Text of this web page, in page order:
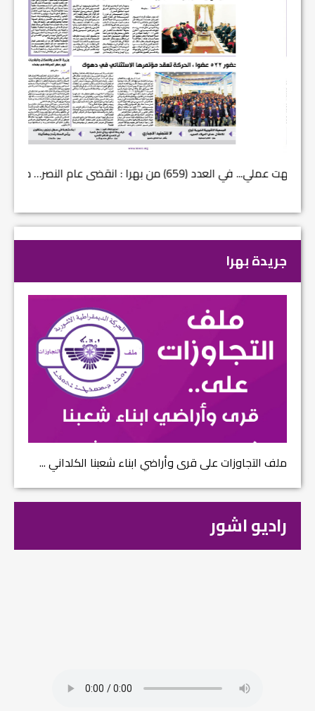
في العدد (659) من بهرا : انقضى عام النصر… م...
جريدة بهرا
ملف التجاوزات على قرى وأراضي ابناء شعبنا الكلداني ...
راديو اشور